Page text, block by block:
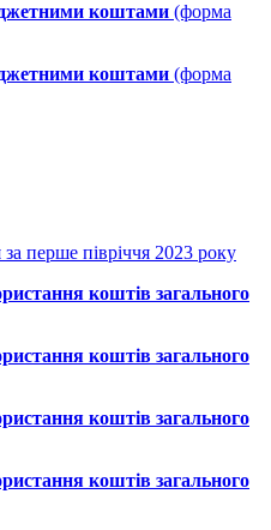
коштами (форма
коштами (форма
за перше півріччя 2023 року
коштів загального
коштів загального
коштів загального
коштів загального